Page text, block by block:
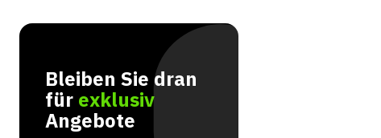
Bleiben Sie dran
für exklusiv
Angebote